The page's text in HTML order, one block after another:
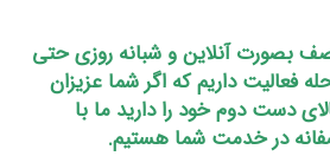
بصورت آنلاین و شبانه روزی حتی
فعالیت داریم که اگر شما عزیزان
دست دوم خود را دارید ما با
در خدمت شما هستیم.